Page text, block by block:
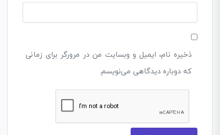
ذخیره نام، ایمیل و وبسایت من در مرورگر برای زمانی
که دوباره دیدگاهی می‌نویسم.